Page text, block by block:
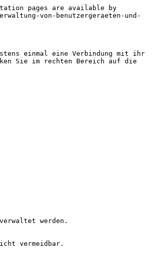
pages are available by
von-benutzergeraeten-und-
einmal eine Verbindung mit ihr
Sie im rechten Bereich auf die
werden.
vermeidbar.